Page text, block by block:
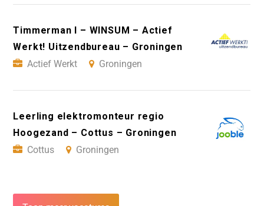
Timmerman I – WINSUM – Actief
Werkt! Uitzendbureau – Groningen
Actief Werkt
Groningen
Leerling elektromonteur regio
Hoogezand – Cottus – Groningen
Cottus
Groningen